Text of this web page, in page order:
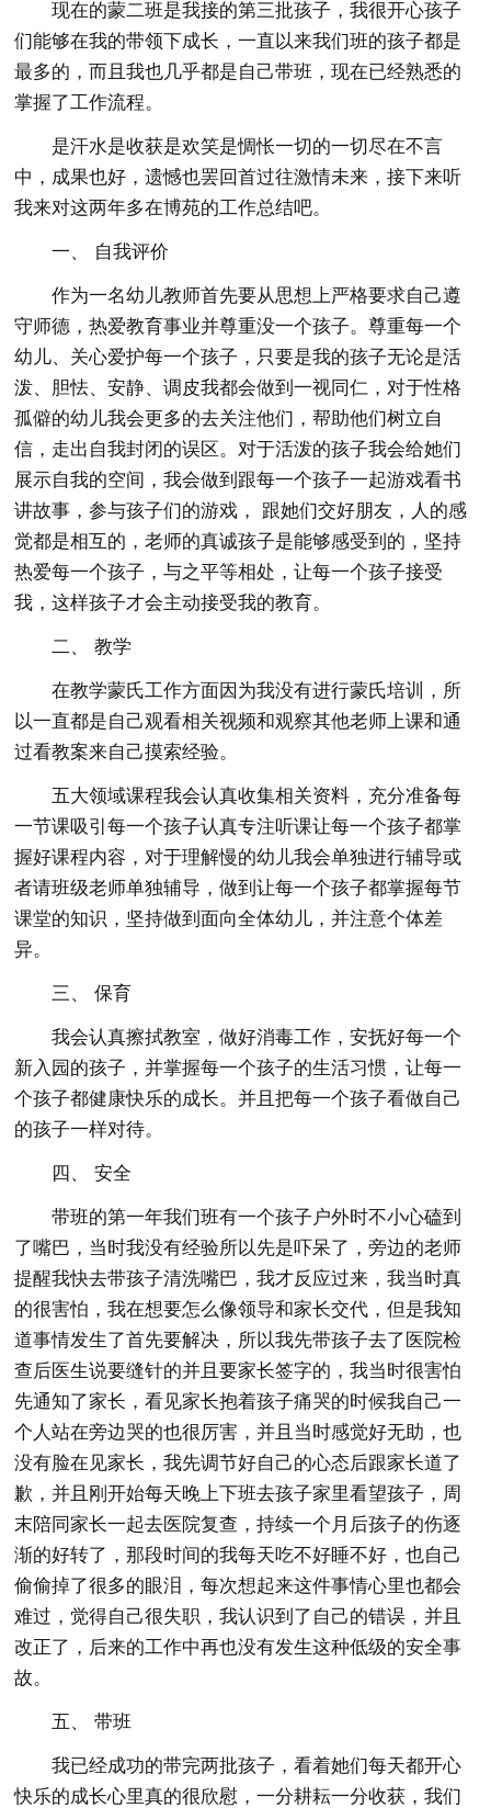
现在的蒙二班是我接的第三批孩子，我很开心孩子
们能够在我的带领下成长，一直以来我们班的孩子都是
最多的，而且我也几乎都是自己带班，现在已经熟悉的
掌握了工作流程。
是汗水是收获是欢笑是惆怅一切的一切尽在不言
中，成果也好，遗憾也罢回首过往激情未来，接下来听
我来对这两年多在博苑的工作总结吧。
一、 自我评价
作为一名幼儿教师首先要从思想上严格要求自己遵
守师德，热爱教育事业并尊重没一个孩子。尊重每一个
幼儿、关心爱护每一个孩子，只要是我的孩子无论是活
泼、胆怯、安静、调皮我都会做到一视同仁，对于性格
孤僻的幼儿我会更多的去关注他们，帮助他们树立自
信，走出自我封闭的误区。对于活泼的孩子我会给她们
展示自我的空间，我会做到跟每一个孩子一起游戏看书
讲故事，参与孩子们的游戏， 跟她们交好朋友，人的感
觉都是相互的，老师的真诚孩子是能够感受到的，坚持
热爱每一个孩子，与之平等相处，让每一个孩子接受
我，这样孩子才会主动接受我的教育。
二、 教学
在教学蒙氏工作方面因为我没有进行蒙氏培训，所
以一直都是自己观看相关视频和观察其他老师上课和通
过看教案来自己摸索经验。
五大领域课程我会认真收集相关资料，充分准备每
一节课吸引每一个孩子认真专注听课让每一个孩子都掌
握好课程内容，对于理解慢的幼儿我会单独进行辅导或
者请班级老师单独辅导，做到让每一个孩子都掌握每节
课堂的知识，坚持做到面向全体幼儿，并注意个体差
异。
三、 保育
我会认真擦拭教室，做好消毒工作，安抚好每一个
新入园的孩子，并掌握每一个孩子的生活习惯，让每一
个孩子都健康快乐的成长。并且把每一个孩子看做自己
的孩子一样对待。
四、 安全
带班的第一年我们班有一个孩子户外时不小心磕到
了嘴巴，当时我没有经验所以先是吓呆了，旁边的老师
提醒我快去带孩子清洗嘴巴，我才反应过来，我当时真
的很害怕，我在想要怎么像领导和家长交代，但是我知
道事情发生了首先要解决，所以我先带孩子去了医院检
查后医生说要缝针的并且要家长签字的，我当时很害怕
先通知了家长，看见家长抱着孩子痛哭的时候我自己一
个人站在旁边哭的也很厉害，并且当时感觉好无助，也
没有脸在见家长，我先调节好自己的心态后跟家长道了
歉，并且刚开始每天晚上下班去孩子家里看望孩子，周
末陪同家长一起去医院复查，持续一个月后孩子的伤逐
渐的好转了，那段时间的我每天吃不好睡不好，也自己
偷偷掉了很多的眼泪，每次想起来这件事情心里也都会
难过，觉得自己很失职，我认识到了自己的错误，并且
改正了，后来的工作中再也没有发生这种低级的安全事
故。
五、 带班
我已经成功的带完两批孩子，看着她们每天都开心
快乐的成长心里真的很欣慰，一分耕耘一分收获，我们